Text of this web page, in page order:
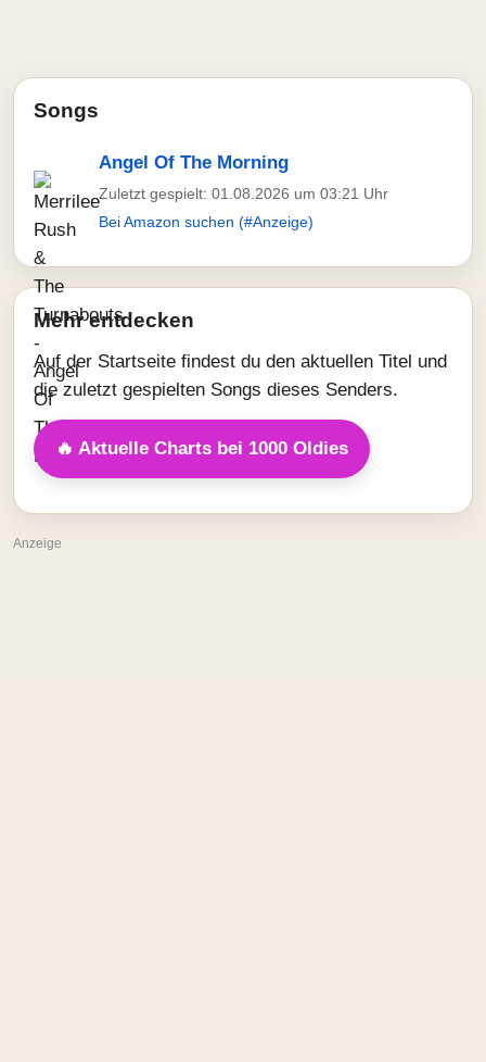
Songs
Angel Of The Morning
Zuletzt gespielt: 01.08.2026 um 03:21 Uhr
Bei Amazon suchen (#Anzeige)
Mehr entdecken
Auf der Startseite findest du den aktuellen Titel und
die zuletzt gespielten Songs dieses Senders.
🔥 Aktuelle Charts bei 1000 Oldies
Anzeige